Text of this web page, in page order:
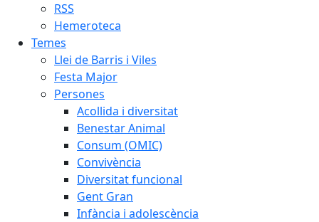
RSS
Hemeroteca
Temes
Llei de Barris i Viles
Festa Major
Persones
Acollida i diversitat
Benestar Animal
Consum (OMIC)
Convivència
Diversitat funcional
Gent Gran
Infància i adolescència